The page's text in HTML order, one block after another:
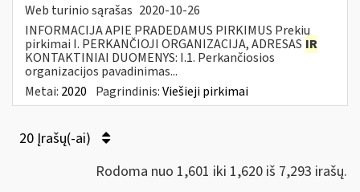
Web turinio sąrašas 2020-10-26
INFORMACIJA APIE PRADEDAMUS PIRKIMUS Prekių
pirkimai I. PERKANČIOJI ORGANIZACIJA, ADRESAS IR
KONTAKTINIAI DUOMENYS: I.1. Perkančiosios
organizacijos pavadinimas...
Metai: 2020 Pagrindinis:Viešieji pirkimai
20 Įrašų(-ai)
Rodoma nuo 1,601 iki 1,620 iš 7,293 irašų.